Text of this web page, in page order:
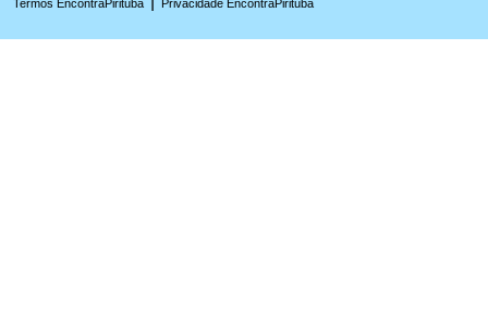
Termos EncontraPirituba Privacidade EncontraPirituba